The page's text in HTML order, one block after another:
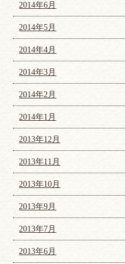
2014年6月
2014年5月
2014年4月
2014年3月
2014年2月
2014年1月
2013年12月
2013年11月
2013年10月
2013年9月
2013年7月
2013年6月